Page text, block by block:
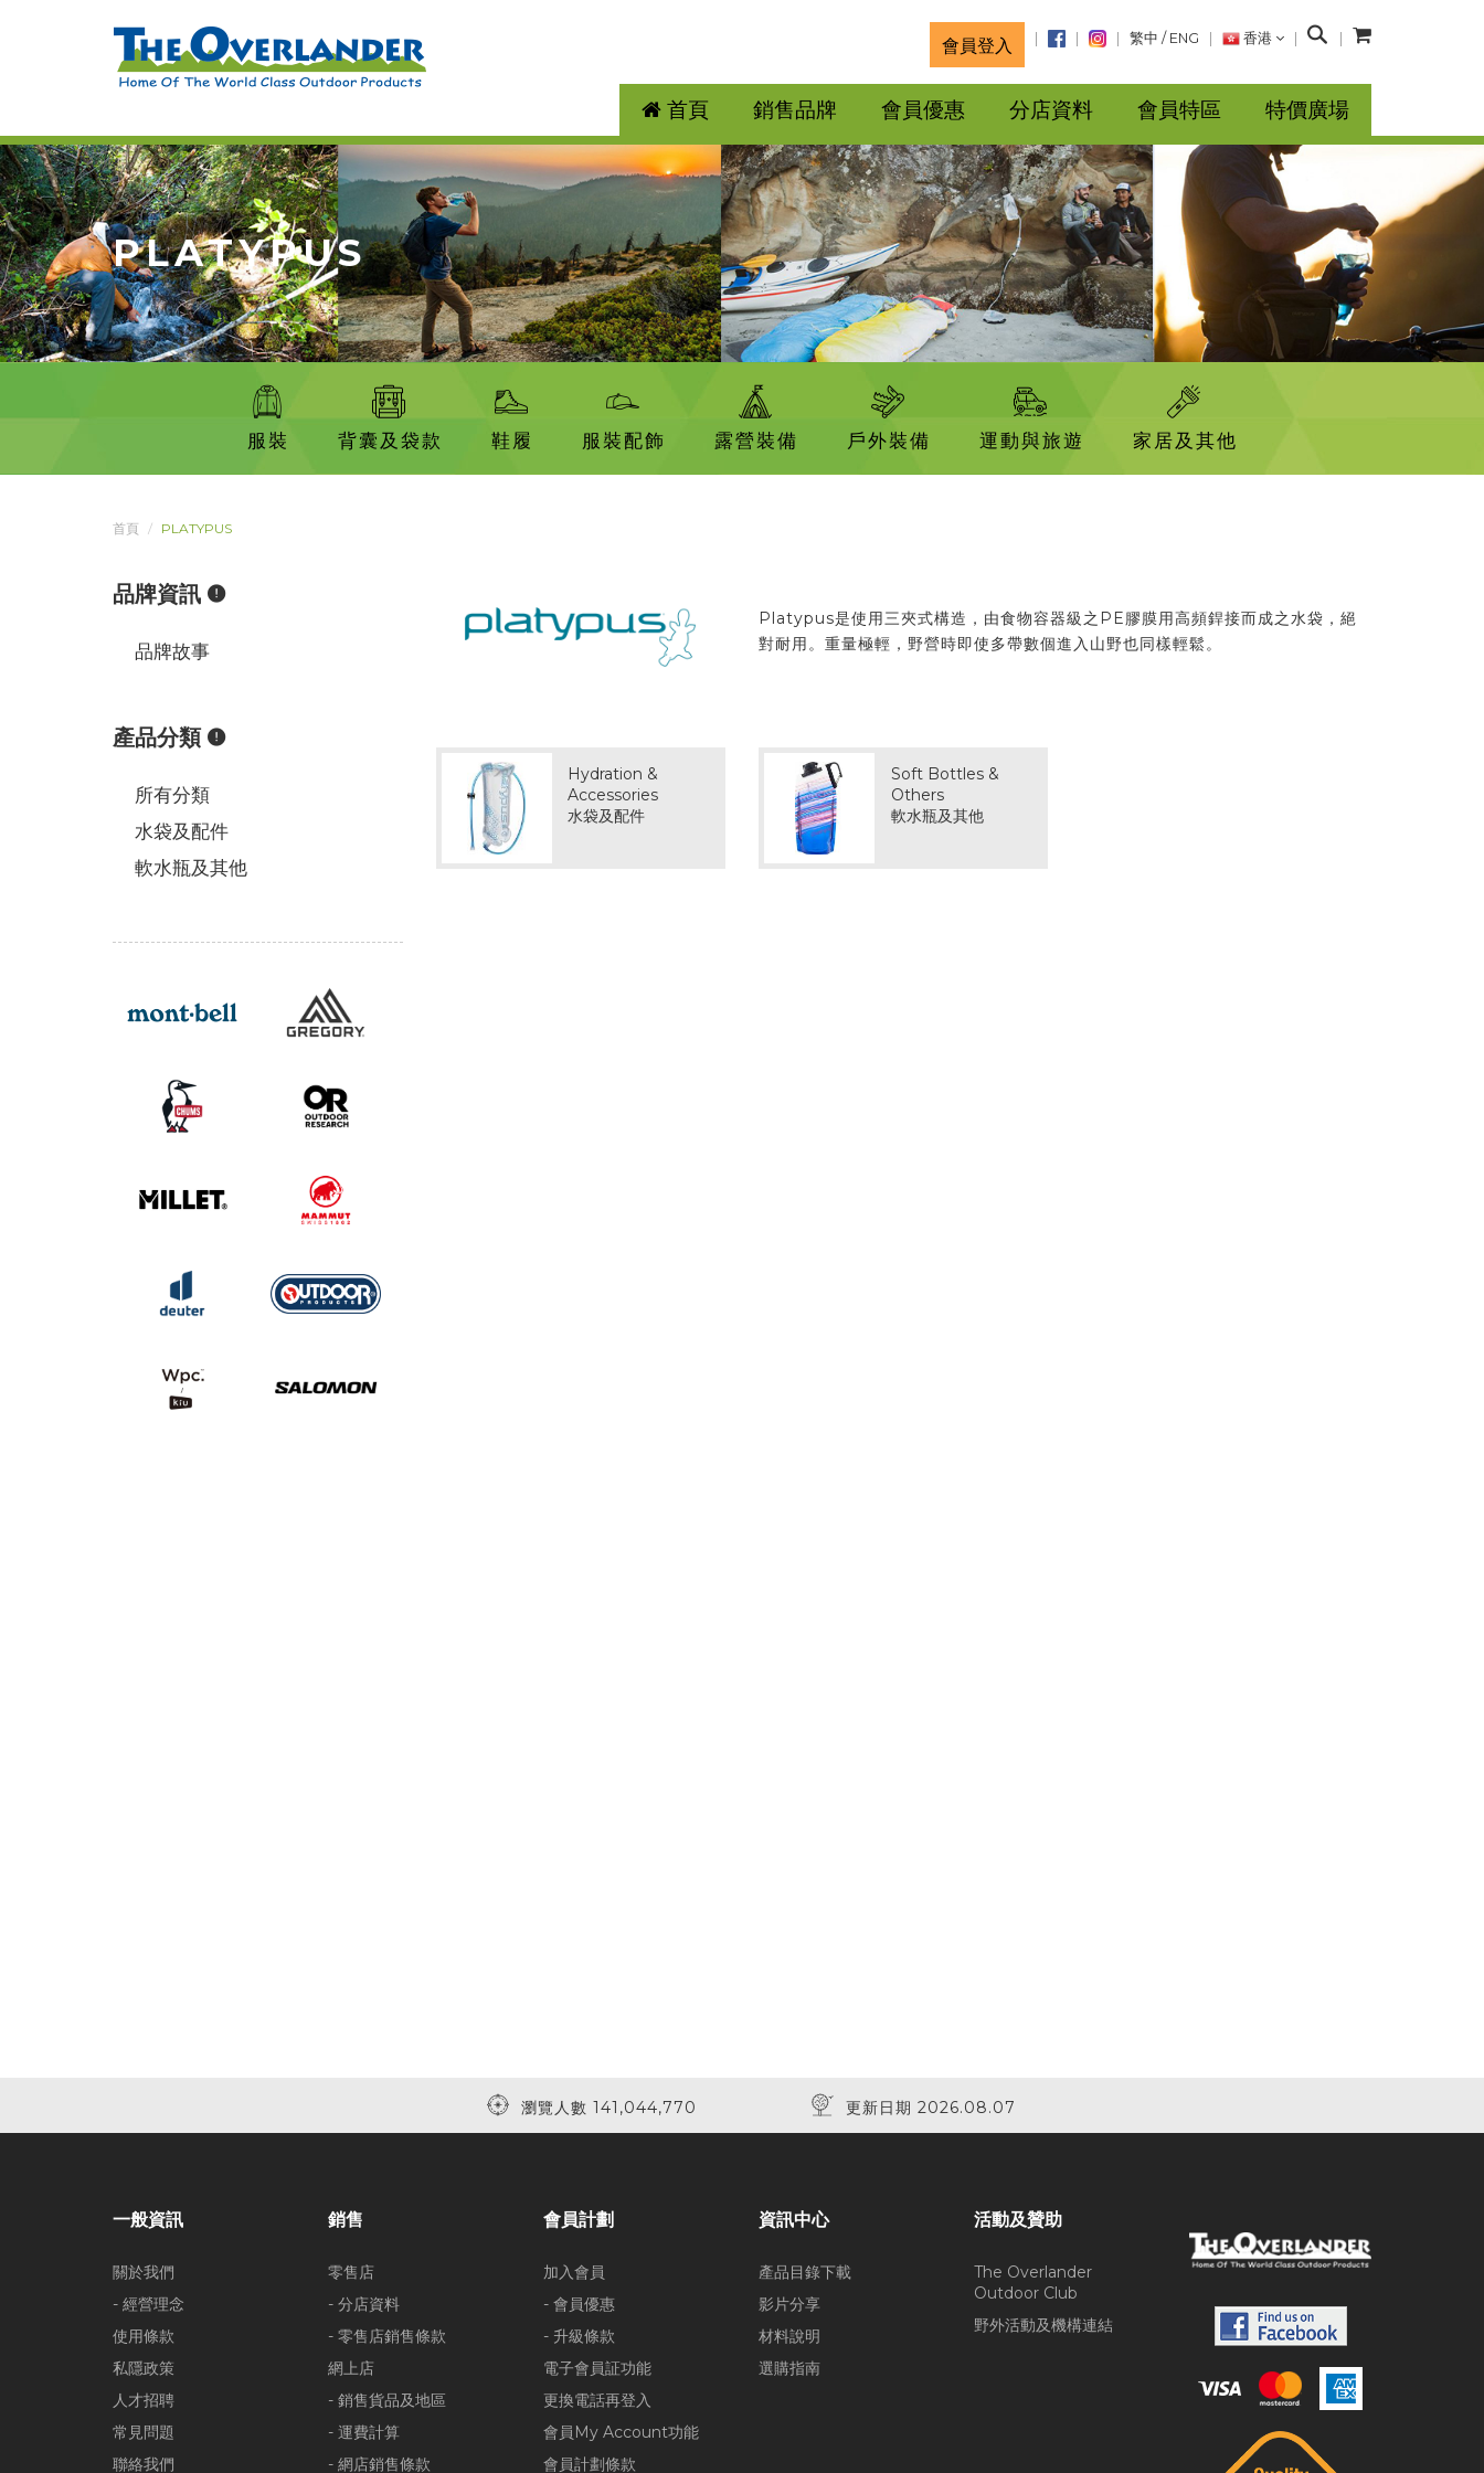
會員登入 繁中 / ENG 香港
搜
首頁 銷售品牌 會員優惠 分店資料 會員特區 特價廣場
PLATYPUS
服裝 背囊及袋款 鞋履 服裝配飾 露營裝備 戶外裝備 運動與旅遊 家居及其他
首頁 PLATYPUS
Platypus是使用三夾式構造，由食物容器級之PE膠膜用高頻銲接而成之水袋，絕
對耐用。重量極輕，野營時即使多帶數個進入山野也同樣輕鬆。
Hydration &
Accessories
水袋及配件
Soft Bottles &
Others
軟水瓶及其他
品牌資訊
品牌故事
產品分類
所有分類
水袋及配件
軟水瓶及其他
瀏覽人數 141,044,770 更新日期 2026.08.07
一般資訊
關於我們
- 經營理念
使用條款
私隱政策
人才招聘
常見問題
聯絡我們
銷售
零售店
- 分店資料
- 零售店銷售條款
網上店
- 銷售貨品及地區
- 運費計算
- 網店銷售條款
會員計劃
加入會員
- 會員優惠
- 升級條款
電子會員証功能
更換電話再登入
會員My Account功能
會員計劃條款
資訊中心
產品目錄下載
影片分享
材料說明
選購指南
活動及贊助
The Overlander
Outdoor Club
野外活動及機構連結